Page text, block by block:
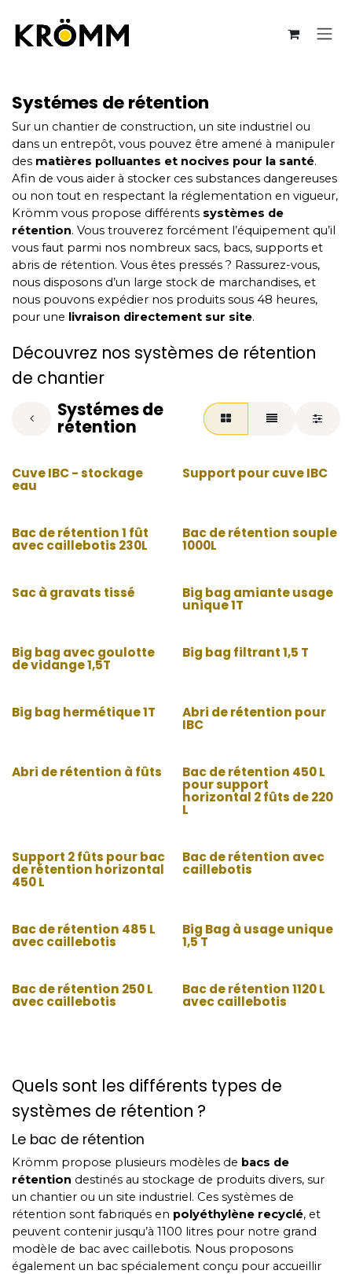
Systémes de rétention
Sur un chantier de construction, un site industriel ou
dans un entrepôt, vous pouvez être amené à manipuler
des matières polluantes et nocives pour la santé.
Afin de vous aider à stocker ces substances dangereuses
ou non tout en respectant la réglementation en vigueur,
Krömm vous propose différents systèmes de
rétention. Vous trouverez forcément l’équipement qu’il
vous faut parmi nos nombreux sacs, bacs, supports et
abris de rétention. Vous êtes pressés ? Rassurez-vous,
nous disposons d’un large stock de marchandises, et
nous pouvons expédier nos produits sous 48 heures,
pour une livraison directement sur site.
Découvrez nos systèmes de rétention
de chantier
Systémes de
rétention
Cuve IBC - stockage
eau
Support pour cuve IBC
Bac de rétention 1 fût
avec caillebotis 230L
Bac de rétention souple
1000L
Sac à gravats tissé Big bag amiante usage
unique 1T
Big bag avec goulotte
de vidange 1,5T
Big bag filtrant 1,5 T
Big bag hermétique 1T Abri de rétention pour
IBC
Abri de rétention à fûts Bac de rétention 450 L
pour support
horizontal 2 fûts de 220
L
Support 2 fûts pour bac
de rétention horizontal
450 L
Bac de rétention avec
caillebotis
Bac de rétention 485 L
avec caillebotis
Big Bag à usage unique
1,5 T
Bac de rétention 250 L
avec caillebotis
Bac de rétention 1120 L
avec caillebotis
Quels sont les différents types de
systèmes de rétention ?
Le bac de rétention
Krömm propose plusieurs modèles de bacs de
rétention destinés au stockage de produits divers, sur
un chantier ou un site industriel. Ces systèmes de
rétention sont fabriqués en polyéthylène recyclé, et
peuvent contenir jusqu’à 1100 litres pour notre grand
modèle de bac avec caillebotis. Nous proposons
également un bac spécialement conçu pour accueillir